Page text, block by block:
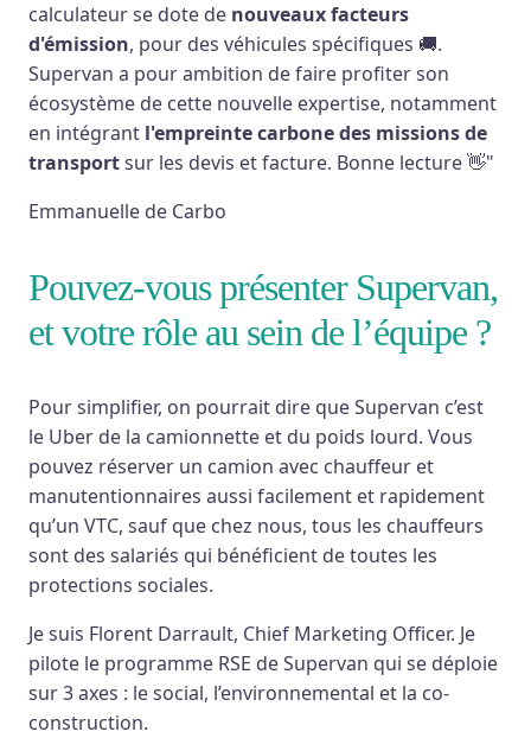
calculateur se dote de nouveaux facteurs
d'émission, pour des véhicules spécifiques 🚚.
Supervan a pour ambition de faire profiter son
écosystème de cette nouvelle expertise, notamment
en intégrant l'empreinte carbone des missions de
transportsur les devis et facture. Bonne lecture 👋"
Emmanuelle de Carbo
Pouvez-vous présenter Supervan,
et votre rôle au sein de l’équipe ?
Pour simplifier, on pourrait dire que Supervan c’est
le Uber de la camionnette et du poids lourd. Vous
pouvez réserver un camion avec chauffeur et
manutentionnaires aussi facilement et rapidement
qu’un VTC, sauf que chez nous, tous les chauffeurs
sont des salariés qui bénéficient de toutes les
protections sociales.
Je suis Florent Darrault, Chief Marketing Officer. Je
pilote le programme RSE de Supervan qui se déploie
sur 3 axes : le social, l’environnemental et la co-
construction.